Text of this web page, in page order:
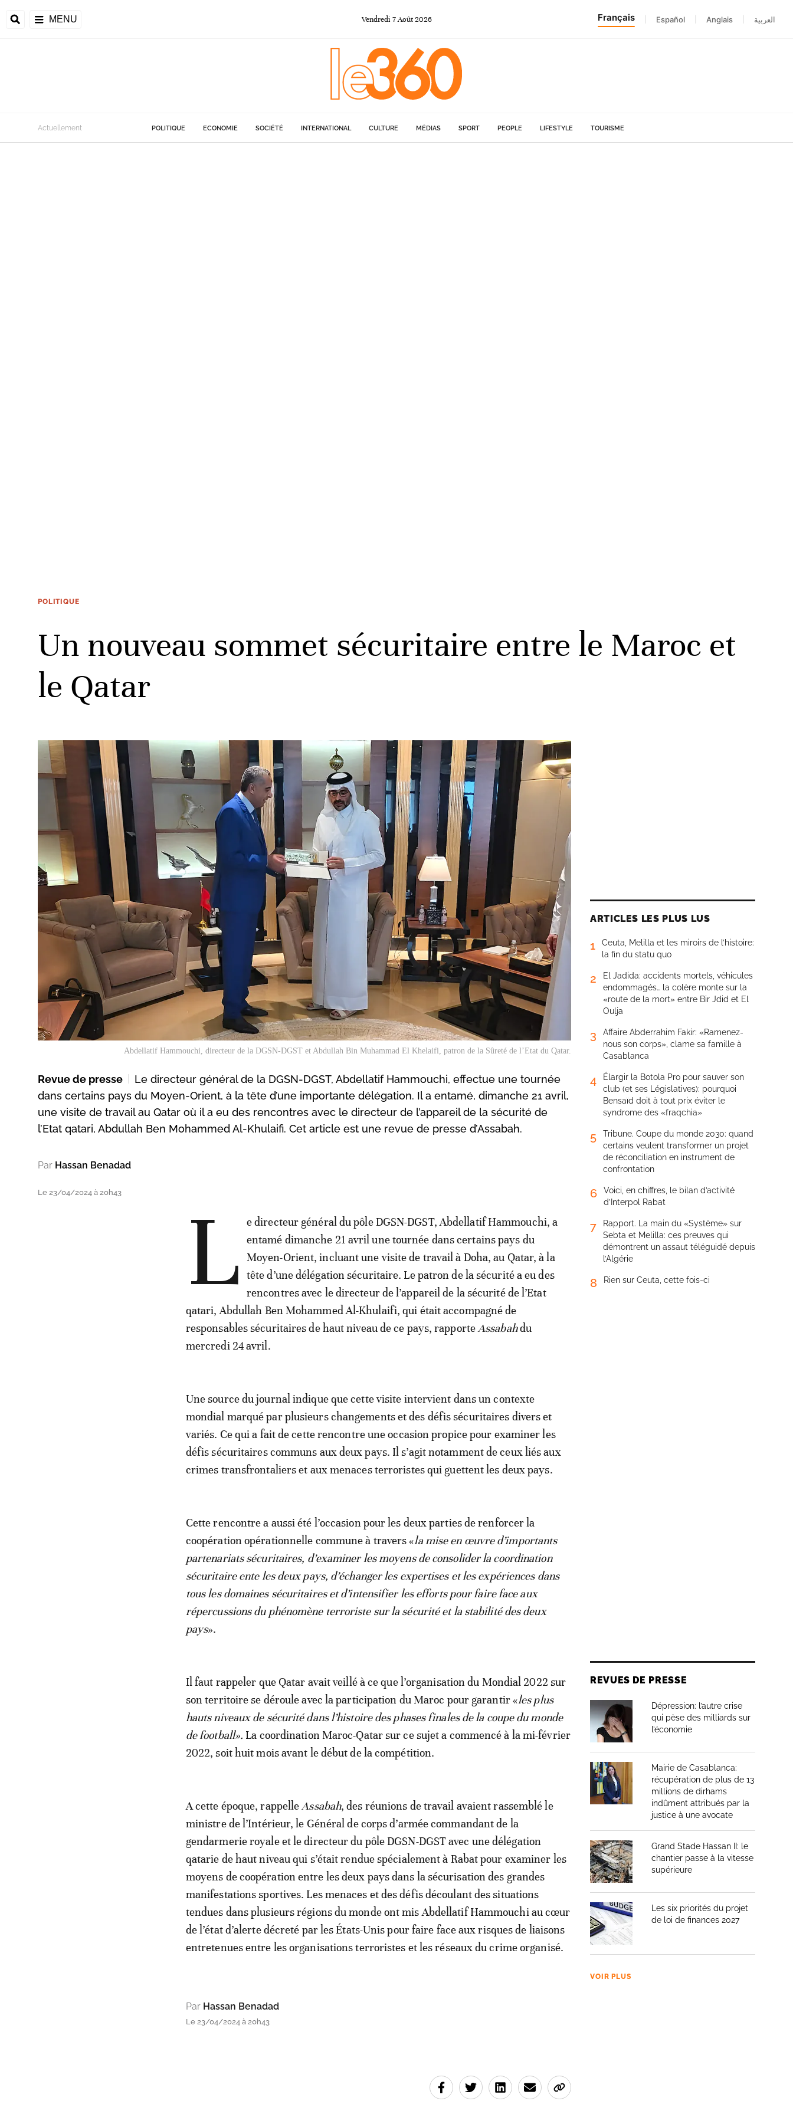
MENU Vendredi 7Août 2026 Français Español Anglais العربية
Actuellement POLITIQUE ECONOMIE SOCIÉTÉ INTERNATIONAL CULTURE MÉDIAS SPORT PEOPLE LIFESTYLE TOURISME
POLITIQUE
Un nouveau sommet sécuritaire entre le Maroc et
le Qatar
Abdellatif Hammouchi, directeur de la DGSN-DGST et Abdullah Bin Muhammad El Khelaifi, patron de la Sûreté de l’Etat du Qatar.
Revue de presse
Le directeur général de la DGSN-DGST, Abdellatif Hammouchi, effectue une tournée
dans certains pays du Moyen-Orient, à la tête d’une importante délégation. Il a entamé, dimanche 21 avril,
une visite de travail au Qatar où il a eu des rencontres avec le directeur de l’appareil de la sécurité de
l’Etat qatari, Abdullah Ben Mohammed Al-Khulaifi. Cet article est une revue de presse d’Assabah.
Par Hassan Benadad
Le 23/04/2024 à 20h43 L
e directeur général du pôle DGSN-DGST, Abdellatif Hammouchi, a
entamé dimanche 21 avril une tournée dans certains pays du
Moyen-Orient, incluant une visite de travail à Doha, au Qatar, à la
tête d’une délégation sécuritaire. Le patron de la sécurité a eu des
rencontres avec le directeur de l’appareil de la sécurité de l’Etat
qatari, Abdullah Ben Mohammed Al-Khulaifi, qui était accompagné de
responsables sécuritaires de haut niveau de ce pays, rapporte Assabahdu
mercredi 24 avril.
Une source du journal indique que cette visite intervient dans un contexte
mondial marqué par plusieurs changements et des défis sécuritaires divers et
variés. Ce qui a fait de cette rencontre une occasion propice pour examiner les
défis sécuritaires communs aux deux pays. Il s’agit notamment de ceux liés aux
crimes transfrontaliers et aux menaces terroristes qui guettent les deux pays.
Cette rencontre a aussi été l’occasion pour les deux parties de renforcer la
coopération opérationnelle commune à travers «la mise en œuvre d’importants
partenariats sécuritaires, d’examiner les moyens de consolider la coordination
sécuritaire ente les deux pays, d’échanger les expertises et les expériences dans
tous les domaines sécuritaires et d’intensifier les efforts pour faire face aux
répercussions du phénomène terroriste sur la sécurité et la stabilité des deux
pays».
Il faut rappeler que Qatar avait veillé à ce que l’organisation du Mondial 2022 sur
son territoire se déroule avec la participation du Maroc pour garantir «les plus
hauts niveaux de sécurité dans l’histoire des phases finales de la coupe du monde
de football». La coordination Maroc-Qatar sur ce sujet a commencé à la mi-février
2022, soit huit mois avant le début de la compétition.
A cette époque, rappelle Assabah, des réunions de travail avaient rassemblé le
ministre de l’Intérieur, le Général de corps d’armée commandant de la
gendarmerie royale et le directeur du pôle DGSN-DGST avec une délégation
qatarie de haut niveau qui s’était rendue spécialement à Rabat pour examiner les
moyens de coopération entre les deux pays dans la sécurisation des grandes
manifestations sportives. Les menaces et des défis découlant des situations
tendues dans plusieurs régions du monde ont mis Abdellatif Hammouchi au cœur
de l’état d’alerte décreté par les États-Unis pour faire face aux risques de liaisons
entretenues entre les organisations terroristes et les réseaux du crime organisé.
Par Hassan Benadad
Le 23/04/2024 à 20h43
ARTICLES LES PLUS LUS
1
Ceuta, Melilla et les miroirs de l’histoire:
la fin du statu quo
2
El Jadida: accidents mortels, véhicules
endommagés… la colère monte sur la
«route de la mort» entre Bir Jdid et El
Oulja
3
Affaire Abderrahim Fakir: «Ramenez-
nous son corps», clame sa famille à
Casablanca
4
Élargir la Botola Pro pour sauver son
club (et ses Législatives): pourquoi
Bensaïd doit à tout prix éviter le
syndrome des «fraqchia»
5
Tribune. Coupe du monde 2030: quand
certains veulent transformer un projet
de réconciliation en instrument de
confrontation
6
Voici, en chiffres, le bilan d’activité
d’Interpol Rabat
7
Rapport. La main du «Système» sur
Sebta et Melilla: ces preuves qui
démontrent un assaut téléguidé depuis
l’Algérie
8 Rien sur Ceuta, cette fois-ci
REVUES DE PRESSE
Dépression: l’autre crise
qui pèse des milliards sur
l’économie
Mairie de Casablanca:
récupération de plus de 13
millions de dirhams
indûment attribués par la
justice à une avocate
Grand Stade Hassan II: le
chantier passe à la vitesse
supérieure
Les six priorités du projet
de loi de finances 2027
VOIR PLUS